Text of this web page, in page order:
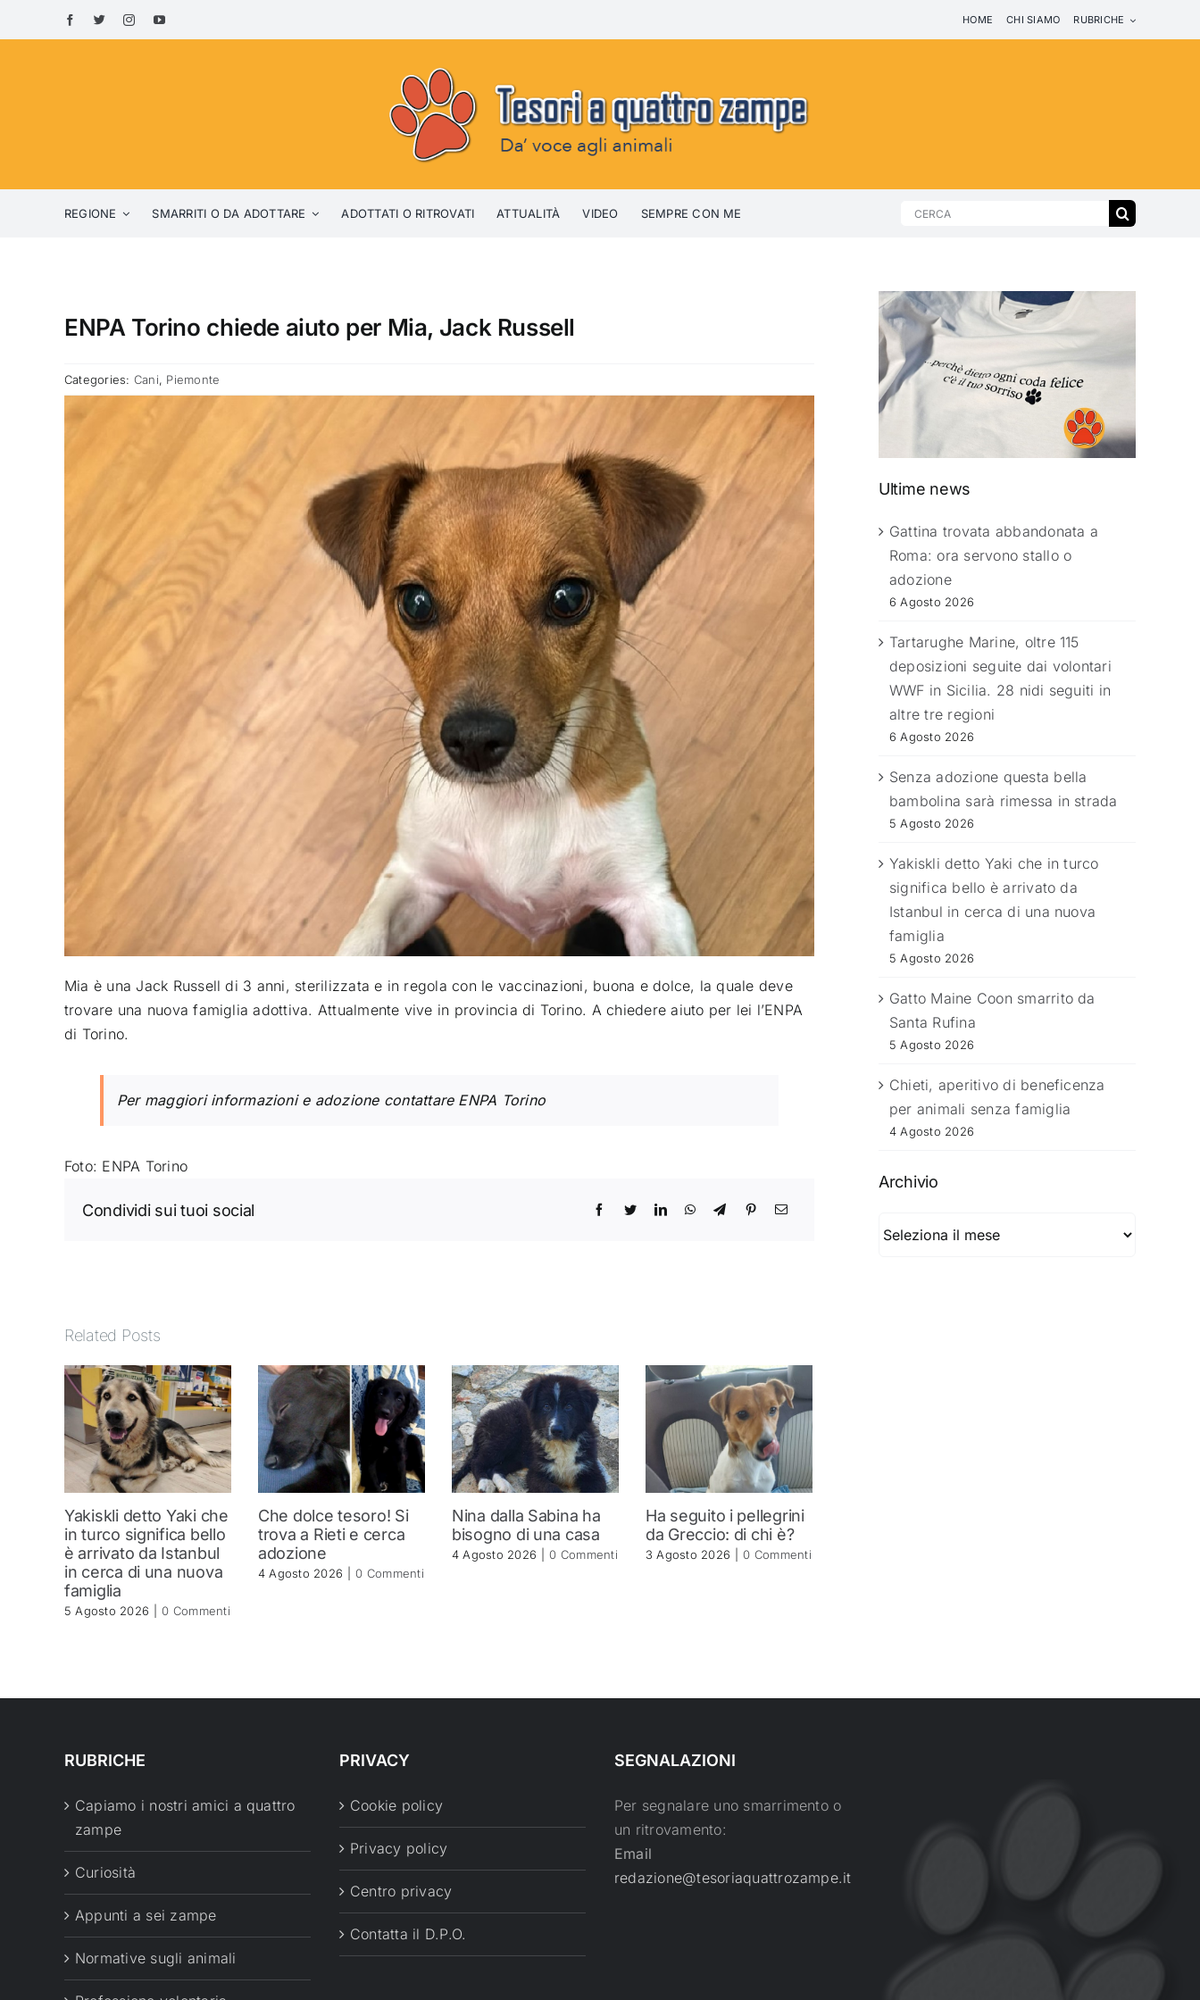
to
HOME CHI SIAMO RUBRICHE
REGIONE SMARRITI O DA ADOTTARE ADOTTATI O RITROVATI ATTUALITÀ VIDEO SEMPRE CON ME
Search
ENPA Torino chiede aiuto per Mia, Jack Russell
Categories: Cani, Piemonte
Mia è una Jack Russell di 3 anni, sterilizzata e in regola con le vaccinazioni, buona e dolce, la quale deve
trovare una nuova famiglia adottiva. Attualmente vive in provincia di Torino. A chiedere aiuto per lei l’ENPA
di Torino.
Per maggiori informazioni e adozione contattare ENPA Torino
Foto: ENPA Torino
Condividi sui tuoi social
Related Posts
Yakiskli detto Yaki che
in turco significa bello
è arrivato da Istanbul
in cerca di una nuova
famiglia
5 Agosto 2026 0 Commenti
Che dolce tesoro! Si
trova a Rieti e cerca
adozione
4 Agosto 2026 0 Commenti
Nina dalla Sabina ha
bisogno di una casa
4 Agosto 2026 0 Commenti
Ha seguito i pellegrini
da Greccio: di chi è?
3 Agosto 2026 0 Commenti
Ultime news
Gattina trovata abbandonata a
Roma: ora servono stallo o
adozione
6 Agosto 2026
Tartarughe Marine, oltre 115
deposizioni seguite dai volontari
WWF in Sicilia. 28 nidi seguiti in
altre tre regioni
6 Agosto 2026
Senza adozione questa bella
bambolina sarà rimessa in strada
5 Agosto 2026
Yakiskli detto Yaki che in turco
significa bello è arrivato da
Istanbul in cerca di una nuova
famiglia
5 Agosto 2026
Gatto Maine Coon smarrito da
Santa Rufina
5 Agosto 2026
Chieti, aperitivo di beneficenza
per animali senza famiglia
4 Agosto 2026
Archivio
RUBRICHE
Capiamo i nostri amici a quattro
zampe
Curiosità
Appunti a sei zampe
Normative sugli animali
PRIVACY
Cookie policy
Privacy policy
Centro privacy
Contatta il D.P.O.
SEGNALAZIONI
Per segnalare uno smarrimento o
un ritrovamento:
Email
redazione@tesoriaquattrozampe.it